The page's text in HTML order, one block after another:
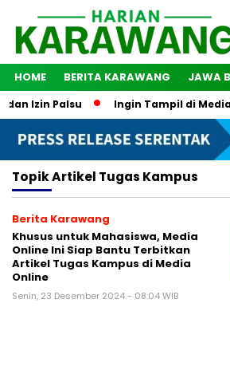
HOME BERITA KARAWANG JAWA
Izin Palsu Ingin Tampil di
TopikArtikel Tugas Kampus
Berita Karawang
Khusus untuk Mahasiswa, Media
Online Ini Siap Bantu Terbitkan
Artikel Tugas Kampus di Media
Online
Senin, 23 Desember 2024 - 08:04 WIB